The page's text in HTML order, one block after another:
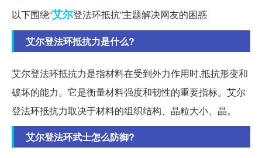
以下围绕“艾尔登法环抵抗”主题解决网友的困惑
艾尔登法环抵抗力是什么?
艾尔登法环抵抗力是指材料在受到外力作用时,抵抗形变和
破坏的能力。它是衡量材料强度和韧性的重要指标。艾尔
登法环抵抗力取决于材料的组织结构、晶粒大小、晶。
艾尔登法环武士怎么防御?